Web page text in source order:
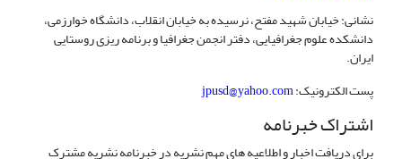
نشانی: خیابان شهید مفتح، نرسیده به خیابان انقلاب، دانشگاه خوارزمی،
دانشکده علوم جغرافیایی، دفتر انجمن جغرافیا و برنامه ریزی روستایی
ایران.
پست الکترونیک:jpusd@yahoo.com
اشتراک خبرنامه
برای دریافت اخبار و اطلاعیه های مهم نشریه در خبرنامه نشریه مشترک